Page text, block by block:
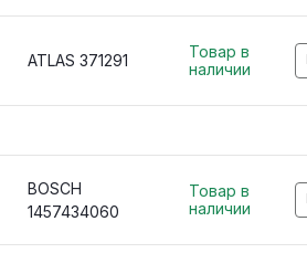
ATLAS 371291
Товар в
наличии
BOSCH
1457434060
Товар в
наличии